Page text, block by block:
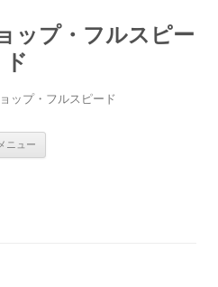
ップ・フルスピー
ド
ップ・フルスピード
メニュー